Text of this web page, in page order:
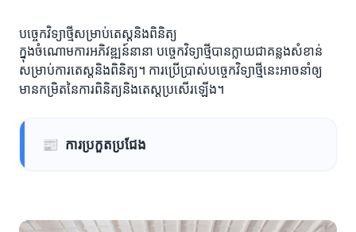
បច្ចេកវិទ្យាថ្មីសម្រាប់តេស្តនិងពិនិត្យ
ក្នុងចំណោមការអភិវឌ្ឍន៍នានា បច្ចេកវិទ្យាថ្មីបានក្លាយជាគន្លងសំខាន់
សម្រាប់ការតេស្តនិងពិនិត្យ។ ការប្រើប្រាស់បច្ចេកវិទ្យាថ្មីនេះអាចនាំឲ្យ
មានកម្រិតនៃការពិនិត្យនិងតេស្តប្រសើរឡើង។
📰 ការប្រកួតប្រជែង